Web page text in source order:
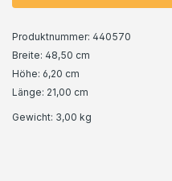
Produktnummer: 440570
Breite: 48,50 cm
Höhe: 6,20 cm
Länge: 21,00 cm
Gewicht: 3,00 kg